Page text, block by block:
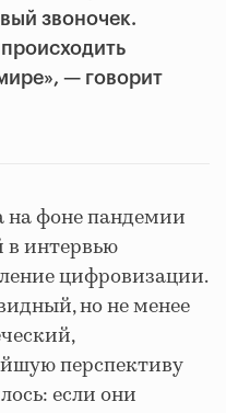
звоночек.
— говорит
фоне пандемии
интервью
цифровизации.
но не менее
перспективу
если они